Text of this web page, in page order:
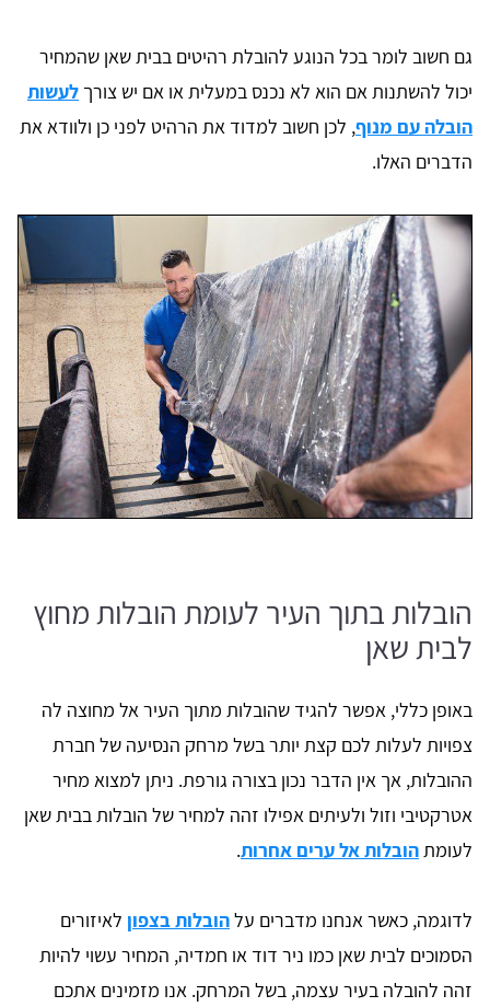
גם חשוב לומר בכל הנוגע להובלת רהיטים בבית שאן שהמחיר
יכול להשתנות אם הוא לא נכנס במעלית או אם יש צורך לעשות
הובלה עם מנוף, לכן חשוב למדוד את הרהיט לפני כן ולוודא את
הדברים האלו.
הובלות בתוך העיר לעומת הובלות מחוץ
לבית שאן
באופן כללי, אפשר להגיד שהובלות מתוך העיר אל מחוצה לה
צפויות לעלות לכם קצת יותר בשל מרחק הנסיעה של חברת
ההובלות, אך אין הדבר נכון בצורה גורפת. ניתן למצוא מחיר
אטרקטיבי וזול ולעיתים אפילו זהה למחיר של הובלות בבית שאן
לעומתהובלות אל ערים אחרות.
לדוגמה, כאשר אנחנו מדברים עלהובלות בצפון לאיזורים
הסמוכים לבית שאן כמו ניר דוד או חמדיה, המחיר עשוי להיות
זהה להובלה בעיר עצמה, בשל המרחק. אנו מזמינים אתכם